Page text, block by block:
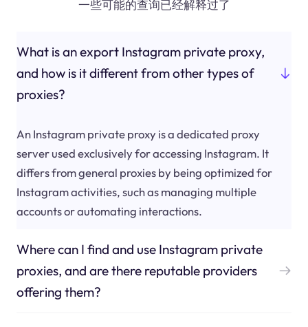
一些可能的查询已经解释过了
What is an export Instagram private proxy,
and how is it different from other types of
proxies?
An Instagram private proxy is a dedicated proxy
server used exclusively for accessing Instagram. It
differs from general proxies by being optimized for
Instagram activities, such as managing multiple
accounts or automating interactions.
Where can I find and use Instagram private
proxies, and are there reputable providers
offering them?